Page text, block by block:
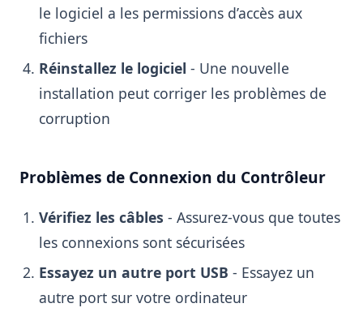
le logiciel a les permissions d’accès aux
fichiers
Réinstallez le logiciel - Une nouvelle
installation peut corriger les problèmes de
corruption
Problèmes de Connexion du Contrôleur
Vérifiez les câbles - Assurez-vous que toutes
les connexions sont sécurisées
Essayez un autre port USB - Essayez un
autre port sur votre ordinateur